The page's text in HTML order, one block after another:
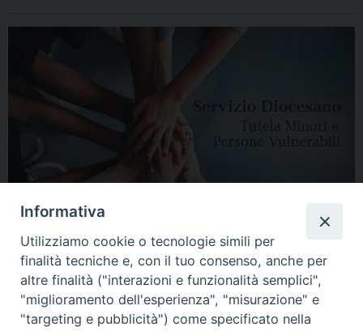
HOME DIOCESI VESCOVO CURIA VESCOVILE NEWS
Informativa
Utilizziamo cookie o tecnologie simili per
finalità tecniche e, con il tuo consenso, anche per
altre finalità ("interazioni e funzionalità semplici",
"miglioramento dell'esperienza", "misurazione" e
"targeting e pubblicità") come specificato nella